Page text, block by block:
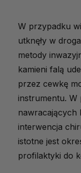
W przypadku
utknęły w
metody
kamieni falą
przez cewkę
instrumentu.
nawracających
interwencja
istotne jest
profilaktyki do